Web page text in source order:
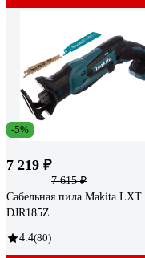
-5%
7 219 ₽
7 615 ₽
Сабельная пила Makita LXT
DJR185Z
4.4(80)